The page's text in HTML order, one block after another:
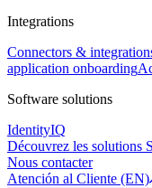
Integrations
Connectors &
application onboarding
Software solutions
IdentityIQ
Découvrez les solutions
Nous contacter
Atención al Cliente (EN)